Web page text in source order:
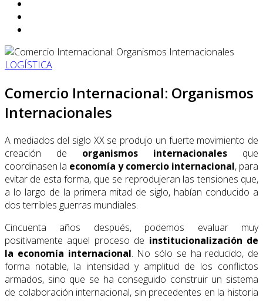
LOGÍSTICA
Comercio Internacional: Organismos
Internacionales
A mediados del siglo XX se produjo un fuerte movimiento de
creación de organismos internacionales que
coordinasen la economía y comercio internacional, para
evitar de esta forma, que se reprodujeran las tensiones que,
a lo largo de la primera mitad de siglo, habían conducido a
dos terribles guerras mundiales.
Cincuenta años después, podemos evaluar muy
positivamente aquel proceso de institu­cionalización de
la economía internacional. No sólo se ha reducido, de
forma notable, la intensidad y amplitud de los conflictos
armados, sino que se ha conseguido construir un sistema
de colaboración internacional, sin precedentes en la historia